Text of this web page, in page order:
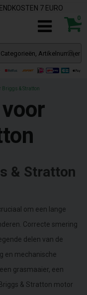
7 EURO
0
Briggs & Stratton
& Stratton
om een lange
Correcte smering
delen van de
en mechanische
grasmaaier, een
& Stratton motor